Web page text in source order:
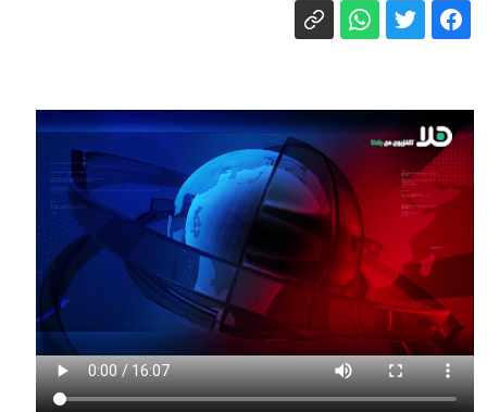
بالقيام بمخالفات جنسية بحق أولاد من
صواريخ "أتاكمز" الأمريكية
هدم منزل في كفر قاسم وسط تواجد
قوات معززة من الشرطة
حيفا: اعتقال شخص بشبهة طعن فتى (16
عامًا) وإصابته بجراح خطيرة قبل يومين
بمساعدة طائرة مسيرة.. الناصرة: اعتقال
شاب (29 عامًا) وضبط سلاح ألقاه أثناء
فراره وتقديم لائحة اتهام ضده
تقرير: الجيش الأمريكي بدأ باخلاء قسم من
طائرات التزود بالوقود من مطار بن
غوريون